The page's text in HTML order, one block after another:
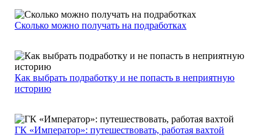
Сколько можно получать на подработках
Как выбрать подработку и не попасть в неприятную
историю
ГК «Император»: путешествовать, работая вахтой